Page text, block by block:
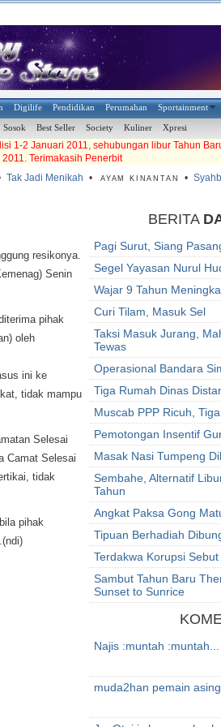
Digilife Pendidikan Perumahan Sportainment
Sosok Best Seller Society Kuliner Xpresi
1-2 Januari 2011, sehubungan libur Tahun
Terimakasih Penerbit
Tak Jadi Menikah • AYAM KINANTAN
resikonya.
Senin
pihak
oleh
ini ke
tidak mampu
Selesai
Camat Selesai
tidak
pihak
BERITA
Pagi Surut, Siang
Segel Yayasan Nurul
Wajar 9 Tahun
Curi Tilam, Masuk Sel
Taksi Masuk Jurang,
Tewas
Operasional Bandara
Tiga Rumah Dinas
Muscab PPP Ricuh,
Pemotongan Insentif
Masak Nasi Tumpeng
Sembahe, Alternatif
Tahun
Angkat Paksa Gong
Tipuan Berhadiah
Terdakwa Korupsi
Sambut Tahun Baru
Sunset to Sunrice
Najis :muntah :muntah...
muda2han pemain asing